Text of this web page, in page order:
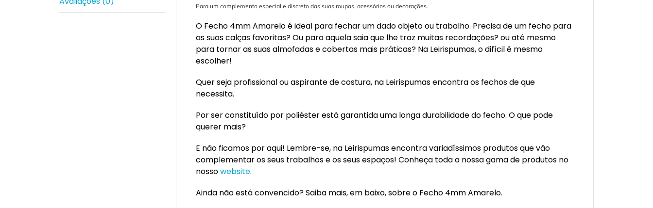
Para um complemento especial e discreto das suas roupas, acessórios ou decorações.
O Fecho 4mm Amarelo é ideal para fechar um dado objeto ou trabalho. Precisa de um fecho para
as suas calças favoritas? Ou para aquela saia que lhe traz muitas recordações? ou até mesmo
para tornar as suas almofadas e cobertas mais práticas? Na Leirispumas, o difícil é mesmo
escolher!
Quer seja profissional ou aspirante de costura, na Leirispumas encontra os fechos de que
necessita.
Por ser constituído por poliéster está garantida uma longa durabilidade do fecho. O que pode
querer mais?
E não ficamos por aqui! Lembre-se, na Leirispumas encontra variadíssimos produtos que vão
complementar os seus trabalhos e os seus espaços! Conheça toda a nossa gama de produtos no
nossowebsite.
Ainda não está convencido? Saiba mais, em baixo, sobre o Fecho 4mm Amarelo.